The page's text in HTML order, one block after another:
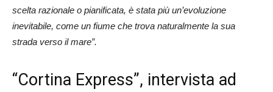
scelta razionale o pianificata, è stata più un’evoluzione
inevitabile, come un fiume che trova naturalmente la sua
strada verso il mare”.
“Cortina Express”, intervista ad